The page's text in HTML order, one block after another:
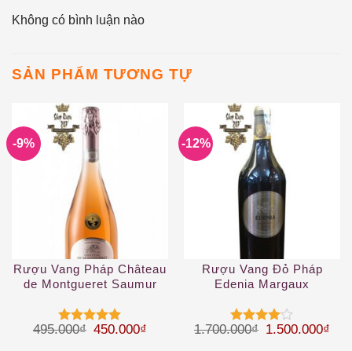
Không có bình luận nào
SẢN PHẨM TƯƠNG TỰ
-9%
Rượu Vang Pháp Château
de Montgueret Saumur
Được xếp
495.000₫ Giá gốc là: 495.000₫.
450.000₫ Giá hiện tại là: 450.000₫.
-12%
Rượu Vang Đỏ Pháp
Edenia Margaux
Được
1.700.000₫ Giá gốc là:
1.500.000₫